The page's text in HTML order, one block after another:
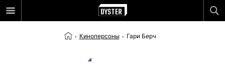
Киноперсоны Гари Берч